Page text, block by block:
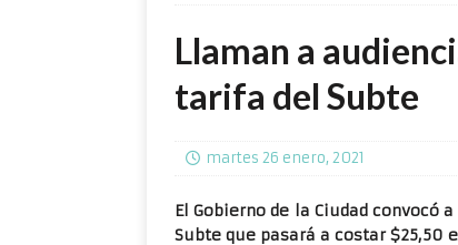
Llaman a
tarifa del Subte
martes 26 enero, 2021
El Gobierno de la Ciudad
Subte que pasará a costar $25,50